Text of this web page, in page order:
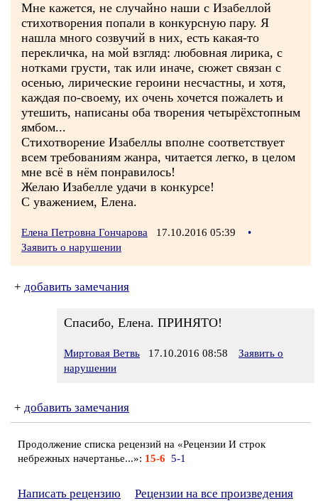
Мне кажется, не случайно наши с Изабеллой
стихотворения попали в конкурсную пару. Я
нашла много созвучий в них, есть какая-то
перекличка, на мой взгляд: любовная лирика, с
нотками грусти, так или иначе, сюжет связан с
осенью, лирические героини несчастны, и хотя,
каждая по-своему, их очень хочется пожалеть и
утешить, написаны оба творения четырёхстопным
ямбом...
Стихотворение Изабеллы вполне соответствует
всем требованиям жанра, читается легко, в целом
мне всё в нём понравилось!
Желаю Изабелле удачи в конкурсе!
С уважением, Елена.
Елена Петровна Гончарова 17.10.2016 05:39
•
Заявить о нарушении
+ добавить замечания
Спасибо, Елена. ПРИНЯТО!
Миртовая Ветвь 17.10.2016 08:58
Заявить о
нарушении
+ добавить замечания
Продолжение списка рецензий на «Рецензии И строк
небрежных начертанье...»: 15-6 5-1
Написать рецензию Рецензии на все произведения